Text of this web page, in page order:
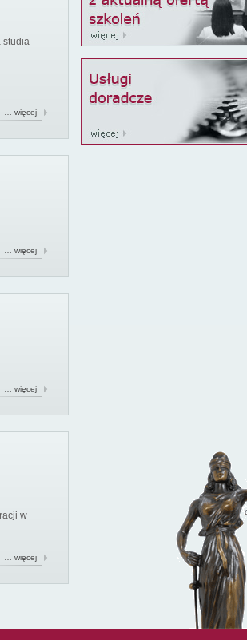
studia
… więcej
… więcej
… więcej
w
… więcej